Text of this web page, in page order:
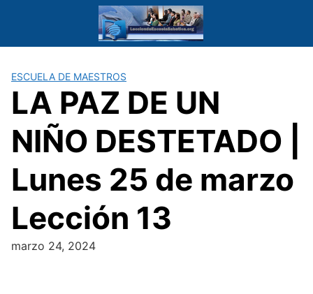
ESCUELA DE MAESTROS
LA PAZ DE UN
NIÑO DESTETADO |
Lunes 25 de marzo
Lección 13
marzo 24, 2024